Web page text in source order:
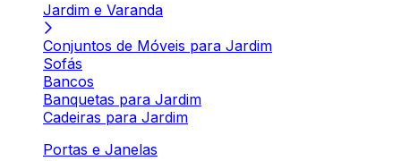
Jardim e Varanda
Conjuntos de Móveis para Jardim
Sofás
Bancos
Banquetas para Jardim
Cadeiras para Jardim
Portas e Janelas